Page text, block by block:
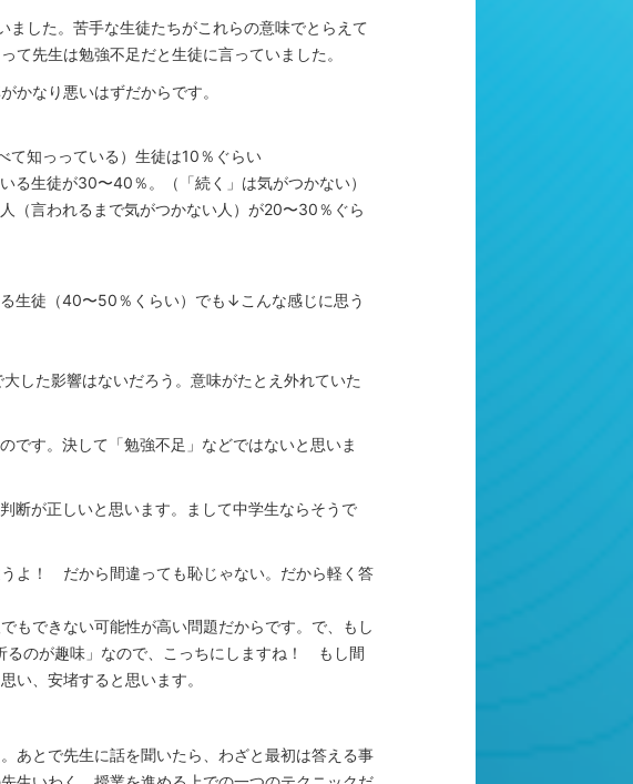
した。苦手な生徒たちがこれらの意味でとらえて
て先生は勉強不足だと生徒に言っていました。
かなり悪いはずだからです。
て知っっている）生徒は10％ぐらい
る生徒が30〜40％。（「続く」は気がつかない）
（言われるまで気がつかない人）が20〜30％ぐら
生徒（40〜50％くらい）でも↓こんな感じに思う
した影響はないだろう。意味がたとえ外れていた
です。決して「勉強不足」などではないと思いま
断が正しいと思います。まして中学生ならそうで
よ！ だから間違っても恥じゃない。だから軽く答
もできない可能性が高い問題だからです。で、もし
のが趣味」なので、こっちにしますね！ もし間
い、安堵すると思います。
あとで先生に話を聞いたら、わざと最初は答える事